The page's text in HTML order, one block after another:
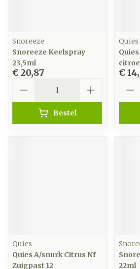
Snoreeze
Snoreeze Keelspray
23,5ml
€ 20,87
Bestel
Quies
€
Quies
Quies A/snurk Citrus Nf
Zuigpast 12
22ml